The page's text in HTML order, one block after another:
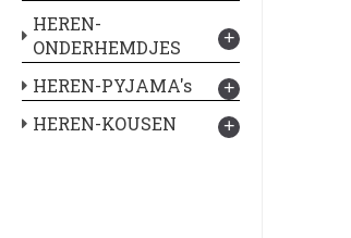
HEREN-
ONDERHEMDJES
+
HEREN-PYJAMA's +
HEREN-KOUSEN +